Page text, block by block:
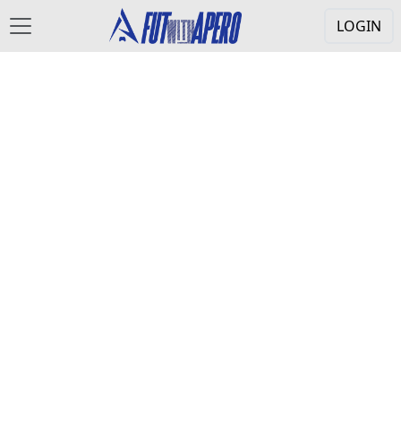
LOGIN